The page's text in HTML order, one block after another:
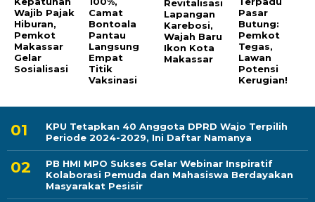
Wajib Pajak
Hiburan,
Pemkot
Makassar
Gelar
Sosialisasi
Camat
Bontoala
Pantau
Langsung
Empat
Titik
Vaksinasi
Revitalisasi
Lapangan
Karebosi,
Wajah Baru
Ikon Kota
Makassar
Pasar
Butung:
Pemkot
Tegas,
Lawan
Potensi
Kerugian!
KPU Tetapkan 40 Anggota DPRD Wajo Terpilih
Periode 2024-2029, Ini Daftar Namanya
PB HMI MPO Sukses Gelar Webinar Inspiratif
Kolaborasi Pemuda dan Mahasiswa Berdayakan
Masyarakat Pesisir